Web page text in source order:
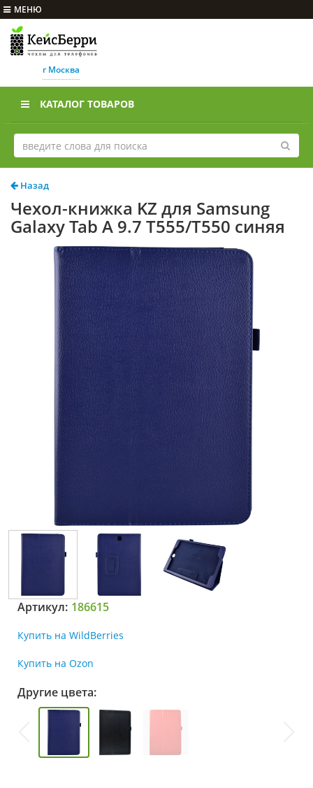
МЕНЮ
г Москва
КАТАЛОГ ТОВАРОВ
Назад
Чехол-книжка KZ для Samsung
Galaxy Tab A 9.7 T555/T550 синяя
Артикул: 186615
Купить на WildBerries
Купить на Ozon
Другие цвета: